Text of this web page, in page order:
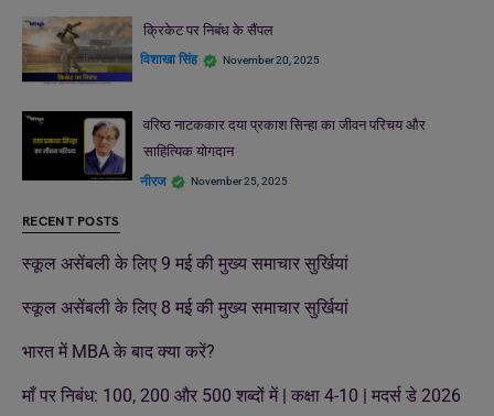
क्रिकेट पर निबंध के सैंपल
विशाखा सिंह November 20, 2025
वरिष्ठ नाटककार दया प्रकाश सिन्हा का जीवन परिचय और
साहित्यिक योगदान
नीरज November 25, 2025
RECENT POSTS
स्कूल असेंबली के लिए 9 मई की मुख्य समाचार सुर्खियां
स्कूल असेंबली के लिए 8 मई की मुख्य समाचार सुर्खियां
भारत में MBA के बाद क्या करें?
माँ पर निबंध: 100, 200 और 500 शब्दों में | कक्षा 4-10 | मदर्स डे 2026